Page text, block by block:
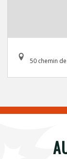
50 chemin